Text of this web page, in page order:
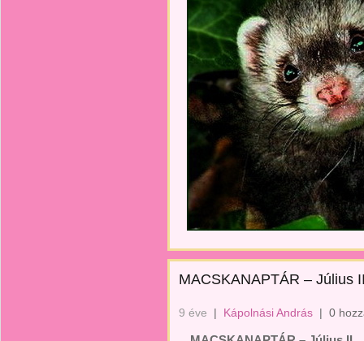
MACSKANAPTÁR – Július
9 éve | Kápolnási András | 0